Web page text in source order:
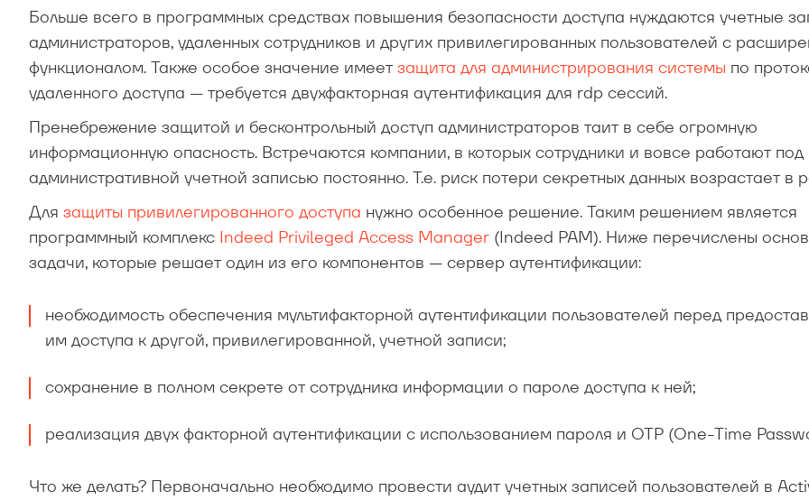
Больше всего в программных средствах повышения безопасности доступа нуждаются учетные
администраторов, удаленных сотрудников и других привилегированных пользователей с
функционалом. Также особое значение имеет защита для администрирования системы по
удаленного доступа — требуется двухфакторная аутентификация для rdp сессий.
Пренебрежение защитой и бесконтрольный доступ администраторов таит в себе огромную
информационную опасность. Встречаются компании, в которых сотрудники и вовсе работают под
административной учетной записью постоянно. Т.е. риск потери секретных данных возрастает в
Для защиты привилегированного доступа нужно особенное решение. Таким решением является
программный комплекс Indeed Privileged Access Manager (Indeed PAM). Ниже перечислены
задачи, которые решает один из его компонентов — сервер аутентификации:
необходимость обеспечения мультифакторной аутентификации пользователей перед
им доступа к другой, привилегированной, учетной записи;
сохранение в полном секрете от сотрудника информации о пароле доступа к ней;
реализация двух факторной аутентификации с использованием пароля и OTP (One-Time
Что же делать? Первоначально необходимо провести аудит учетных записей пользователей в